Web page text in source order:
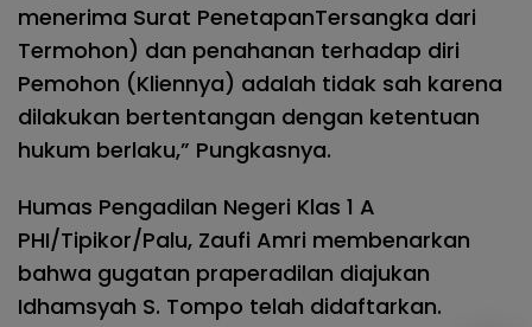
menerima Surat PenetapanTersangka dari
Termohon) dan penahanan terhadap diri
Pemohon (Kliennya) adalah tidak sah karena
dilakukan bertentangan dengan ketentuan
hukum berlaku,” Pungkasnya.
Humas Pengadilan Negeri Klas 1 A
PHI/Tipikor/Palu, Zaufi Amri membenarkan
bahwa gugatan praperadilan diajukan
Idhamsyah S. Tompo telah didaftarkan.